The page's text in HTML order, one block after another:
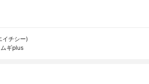
イチシー)
ギplus